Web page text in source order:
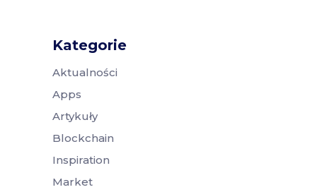
Kategorie
Aktualności
Apps
Artykuły
Blockchain
Inspiration
Market